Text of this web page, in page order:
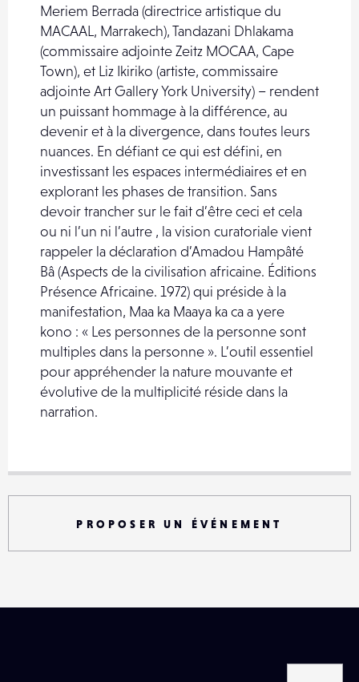
Meriem Berrada (directrice artistique du
MACAAL, Marrakech), Tandazani Dhlakama
(commissaire adjointe Zeitz MOCAA, Cape
Town), et Liz Ikiriko (artiste, commissaire
adjointe Art Gallery York University) – rendent
un puissant hommage à la différence, au
devenir et à la divergence, dans toutes leurs
nuances. En défiant ce qui est défini, en
investissant les espaces intermédiaires et en
explorant les phases de transition. Sans
devoir trancher sur le fait d’être ceci et cela
ou ni l’un ni l’autre , la vision curatoriale vient
rappeler la déclaration d’Amadou Hampâté
Bâ (Aspects de la civilisation africaine. Éditions
Présence Africaine. 1972) qui préside à la
manifestation, Maa ka Maaya ka ca a yere
kono : « Les personnes de la personne sont
multiples dans la personne ». L’outil essentiel
pour appréhender la nature mouvante et
évolutive de la multiplicité réside dans la
narration.
PROPOSER UN ÉVÉNEMENT